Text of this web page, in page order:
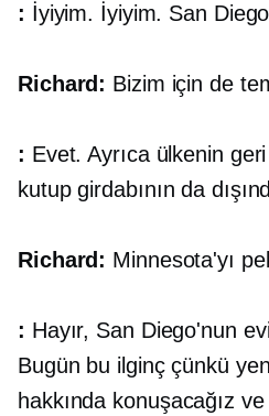
: İyiyim. İyiyim. San
Richard: Bizim için de
: Evet. Ayrıca ülkenin geri
kutup girdabının da
Richard: Minnesota'yı
: Hayır, San Diego'nun
Bugün bu ilginç çünkü
hakkında konuşacağız